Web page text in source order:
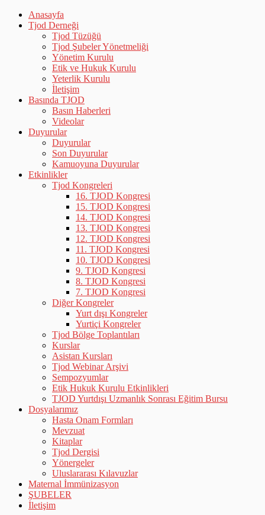
Anasayfa
Tjod Derneği
Tjod Tüzüğü
Tjod Şubeler Yönetmeliği
Yönetim Kurulu
Etik ve Hukuk Kurulu
Yeterlik Kurulu
İletişim
Basında TJOD
Basın Haberleri
Videolar
Duyurular
Duyurular
Son Duyurular
Kamuoyuna Duyurular
Etkinlikler
Tjod Kongreleri
16. TJOD Kongresi
15. TJOD Kongresi
14. TJOD Kongresi
13. TJOD Kongresi
12. TJOD Kongresi
11. TJOD Kongresi
10. TJOD Kongresi
9. TJOD Kongresi
8. TJOD Kongresi
7. TJOD Kongresi
Diğer Kongreler
Yurt dışı Kongreler
Yurtiçi Kongreler
Tjod Bölge Toplantıları
Kurslar
Asistan Kursları
Tjod Webinar Arşivi
Sempozyumlar
Etik Hukuk Kurulu Etkinlikleri
TJOD Yurtdışı Uzmanlık Sonrası Eğitim Bursu
Dosyalarımız
Hasta Onam Formları
Mevzuat
Kitaplar
Tjod Dergisi
Yönergeler
Uluslararası Kılavuzlar
Maternal İmmünizasyon
ŞUBELER
İletişim